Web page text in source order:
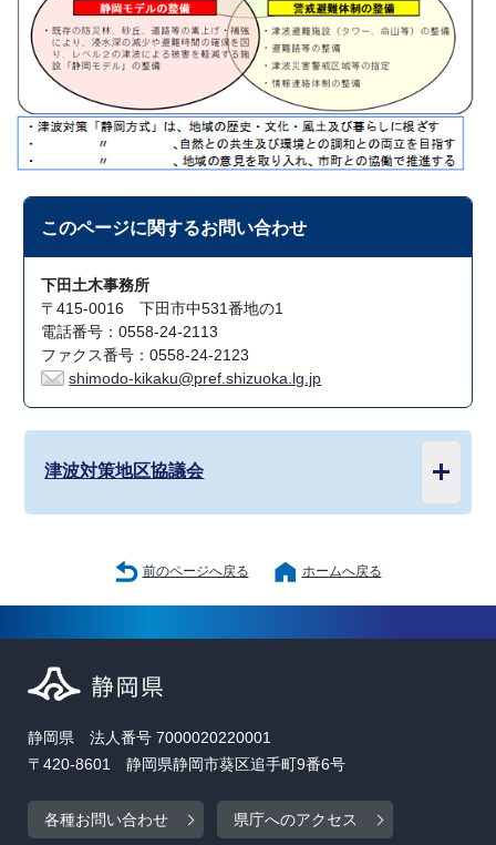
このページに関するお問い合わせ
下田土木事務所
〒415-0016 下田市中531番地の1
電話番号：0558-24-2113
ファクス番号：0558-24-2123
shimodo-kikaku@pref.shizuoka.lg.jp
津波対策地区協議会
前のページへ戻る ホームへ戻る
静岡県 法人番号 7000020220001
〒420-8601 静岡県静岡市葵区追手町9番6号
各種お問い合わせ 県庁へのアクセス